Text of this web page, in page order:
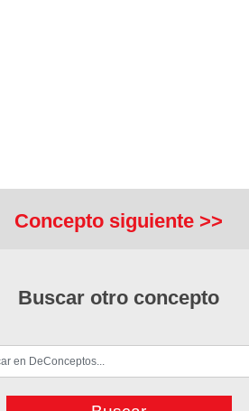
Concepto siguiente >>
Buscar otro concepto